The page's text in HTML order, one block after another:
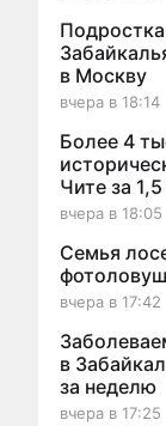
в Москву
вчера в 18:14
Более 4
Чите за
вчера в 18:05
Семья
вчера в 17:42
в
за неделю
вчера в 17:25